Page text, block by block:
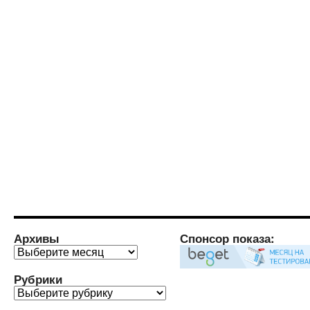
Архивы
Архивы
Рубрики
Рубрики
Спонсор показа: